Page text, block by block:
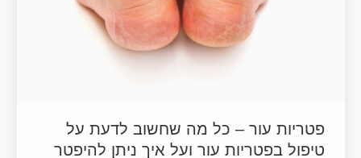
פטריות עור – כל מה שחשוב לדעת על
טיפול בפטריות עור ועל איך ניתן להיפטר